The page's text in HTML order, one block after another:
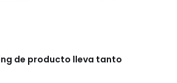
de producto lleva tanto